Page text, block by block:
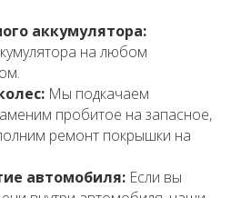
аккумулятора:
на любом
Мы подкачаем
пробитое на запасное,
ремонт покрышки на
автомобиля: Если вы